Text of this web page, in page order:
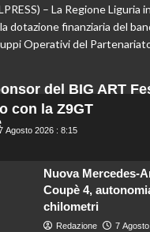
– La Regione Liguria
dotazione finanziaria del
Operativi del
del BIG ART
con la Z9GT
Agosto 2026 : 8:15
Nuova Mercedes-
Coupè 4,
chilometri
Redazione 7